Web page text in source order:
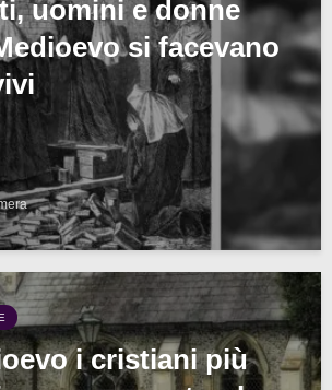
uomini e donne
si facevano
i cristiani più